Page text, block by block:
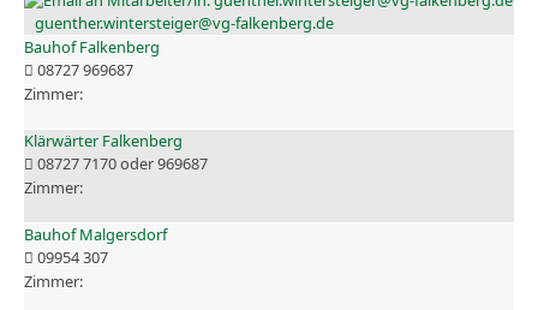
guenther.wintersteiger@vg-falkenberg.de
Bauhof Falkenberg
08727 969687
Klärwärter Falkenberg
08727 7170 oder 969687
Bauhof Malgersdorf
09954 307